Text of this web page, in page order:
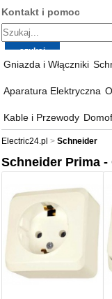
Kontakt i pomoc
Gniazda i Włączniki
Aparatura Elektryczna
Kable i Przewody
Electric24.pl Schneider
Schneider Prima -